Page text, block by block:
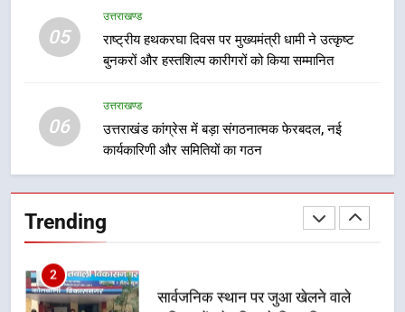
05
उत्तराखण्ड
राष्ट्रीय हथकरघा दिवस पर मुख्यमंत्री धामी ने उत्कृष्ट
बुनकरों और हस्तशिल्प कारीगरों को किया सम्मानित
06
उत्तराखण्ड
उत्तराखंड कांग्रेस में बड़ा संगठनात्मक फेरबदल, नई
कार्यकारिणी और समितियों का गठन
Trending
निर्देश, सुरक्षा मानकों से कोई समझौता
नहींः डीएम
1
खेल महाकुंभ 2026ः 01 सितंबर से सजेगा
प्रतिभा का प्रदर्शन
सार्वजनिक स्थान पर जुआ खेलने वाले
अभियुक्तों को पुलिस ने किया गिरफ्तार
3
जनकल्याण, रोजगार, शिक्षा, श्रमिक हित